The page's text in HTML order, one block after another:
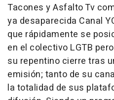
Tacones y Asfalto Tv
ya desaparecida Canal
que rápidamente se
en el colectivo LGTB
su repentino cierre tras
emisión; tanto de su
la totalidad de sus